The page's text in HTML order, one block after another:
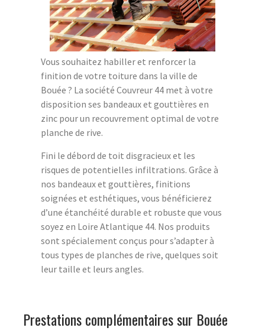
Vous souhaitez habiller et renforcer la
finition de votre toiture dans la ville de
Bouée ? La société Couvreur 44 met à votre
disposition ses bandeaux et gouttières en
zinc pour un recouvrement optimal de votre
planche de rive.
Fini le débord de toit disgracieux et les
risques de potentielles infiltrations. Grâce à
nos bandeaux et gouttières, finitions
soignées et esthétiques, vous bénéficierez
d’une étanchéité durable et robuste que vous
soyez en Loire Atlantique 44. Nos produits
sont spécialement conçus pour s’adapter à
tous types de planches de rive, quelques soit
leur taille et leurs angles.
Prestations complémentaires sur Bouée